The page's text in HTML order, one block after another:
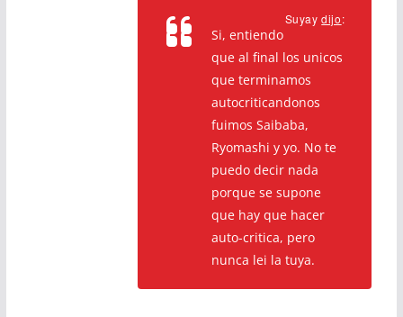
Suyaydijo:
Si, entiendo
que al final los unicos
que terminamos
autocriticandonos
fuimos Saibaba,
Ryomashi y yo. No te
puedo decir nada
porque se supone
que hay que hacer
auto-critica, pero
nunca lei la tuya.